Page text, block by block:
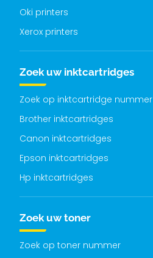
Oki printers
Xerox printers
Zoek uw inktcartridges
Zoek op inktcartridge nummer
Brother inktcartridges
Canon inktcartridges
Epson inktcartridges
Hp inktcartridges
Zoek uw toner
Zoek op toner nummer